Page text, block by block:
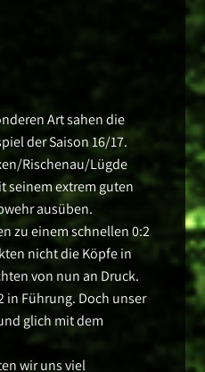
Art sahen die
der Saison 16/17.
Rischenau/Lügde
seinem extrem guten
ausüben.
zu einem schnellen 0:2
nicht die Köpfe in
von nun an Druck.
in Führung. Doch unser
glich mit dem
wir uns viel